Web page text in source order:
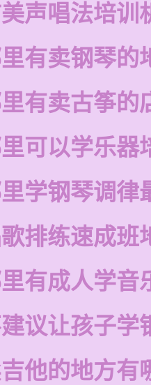
声唱法培训
有卖钢琴的
有卖古筝的
可以学乐器
学钢琴调律
排练速成班
有成人学音
议让孩子学
他的地方有